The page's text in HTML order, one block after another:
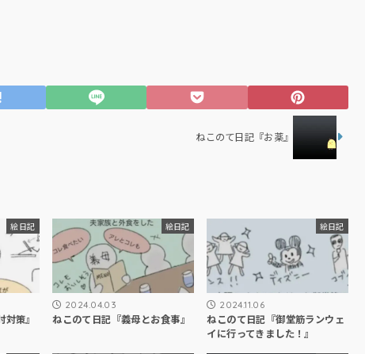
ねこのて日記『お薬』
絵日記
策』
絵日記
2024.04.03
ねこのて日記『義母とお食事』
絵日記
2024.11.06
ねこのて日記『御堂筋ランウェ
イに行ってきました！』